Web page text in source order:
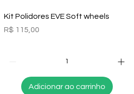
Visualização rápida
Kit Polidores EVE Soft wheels
Preço
R$ 115,00
Adicionar ao carrinho